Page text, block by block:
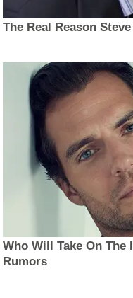
The Real Reason
Who Will Take On
Rumors